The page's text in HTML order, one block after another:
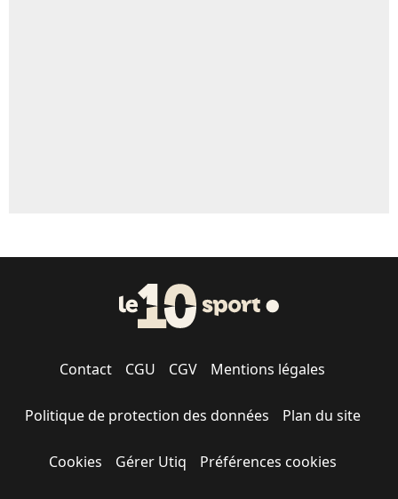
Contact CGU CGV Mentions légales
Politique de protection des données Plan du site
Cookies Gérer Utiq Préférences cookies